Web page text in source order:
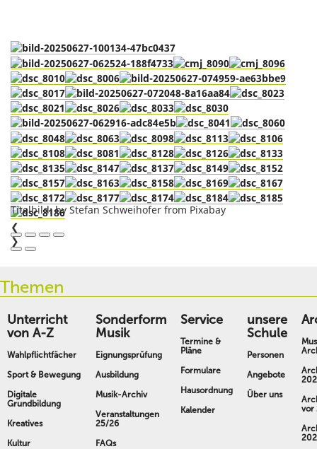
❮
❯
Titelbild: by Stefan Schweihofer from Pixabay
Themen
Unterricht
von A-Z
Wahlpflichtfächer
Sport & Bewegung
Digitale
Grundbildung
Kreatives
Kultur
Sonderform
Musik
Eignungsprüfung
Ausbildung
Musik-Archiv
Veranstaltungen
25/26
FAQs
Service
Termine &
Pläne
Formulare
Hausordnung
Kalender
unsere
Schule
Personen
Angebote
Über uns
vor